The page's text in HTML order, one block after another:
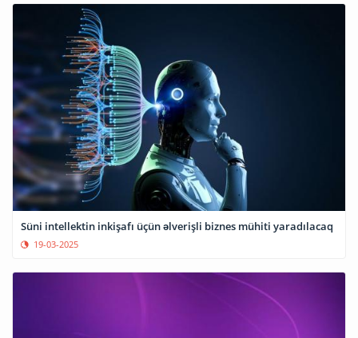
Süni intellektin inkişafı üçün əlverişli biznes mühiti yaradılacaq
19-03-2025